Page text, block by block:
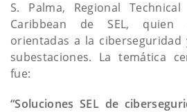
S. Palma, Regional
Caribbean de SEL, quien
orientadas a la ciberseguridad
subestaciones. La temática
fue:
“Soluciones SEL de